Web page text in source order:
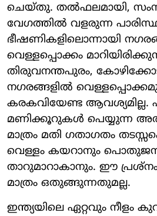
ചെയ്തു. തൽഫലമായി,
വേഗത്തിൽ വളരുന്ന
ഭീഷണികളിലൊന്നായി
വെള്ളപ്പൊക്കം
തിരുവനന്തപുരം,
നഗരങ്ങളിൽ
കരകവിയേണ്ട
മണിക്കൂറുകൾ പെയ്യുന്ന
മാത്രം മതി ഗതാഗതം
വെള്ളം കയറാനും
താറുമാറാകാനും. ഈ
മാത്രം ഒതുങ്ങുന്നതുമല്ല.
ഇന്ത്യയിലെ ഏറ്റവും നീളം